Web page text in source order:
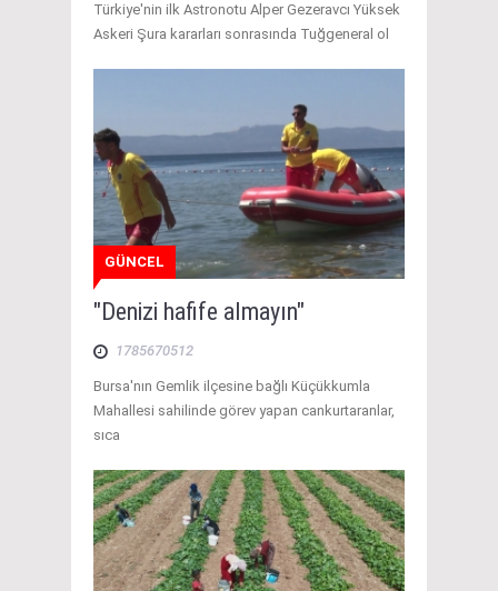
Türkiye'nin ilk Astronotu Alper Gezeravcı Yüksek
Askeri Şura kararları sonrasında Tuğgeneral ol
GÜNCEL
"Denizi hafife almayın"
1785670512
Bursa'nın Gemlik ilçesine bağlı Küçükkumla
Mahallesi sahilinde görev yapan cankurtaranlar,
sıca